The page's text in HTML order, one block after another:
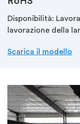
Disponibilità:
lavorazione della
Scarica il modello